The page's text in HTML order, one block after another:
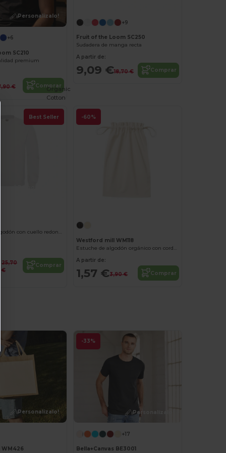
¡Personalízalo!
+6
SC210
premium
€ Comprar
+9
Fruit of the Loom SC250
Sudadera de manga recta
A partir de:
9,09 €18,70 € Comprar
Best Seller
Sudadera de algodón con cuello redondo
25,70
€
Comprar
-60%
Organic
Cotton
Westford mill WM118
A partir de:
1,57 €3,90 € Comprar
¡Personalízalo!
-33%
¡Personalízalo!
+17
Bella+Canvas BE3001